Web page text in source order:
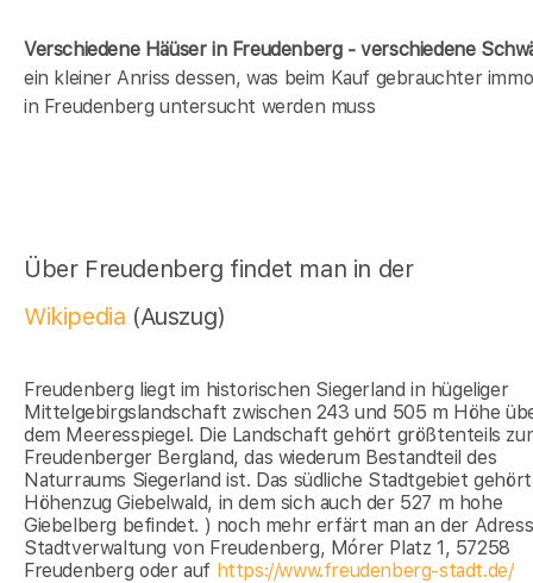
Verschiedene Häüser in Freudenberg - verschiedene
ein kleiner Anriss dessen, was beim Kauf gebrauchter
in Freudenberg untersucht werden muss
Über Freudenberg findet man in der
Wikipedia (Auszug)
Freudenberg liegt im historischen Siegerland in hügeliger
Mittelgebirgslandschaft zwischen 243 und 505 m Höhe
dem Meeresspiegel. Die Landschaft gehört größtenteils
Freudenberger Bergland, das wiederum Bestandteil des
Naturraums Siegerland ist. Das südliche Stadtgebiet
Höhenzug Giebelwald, in dem sich auch der 527 m hohe
Giebelberg befindet. ) noch mehr erfärt man an der
Stadtverwaltung von Freudenberg, Mórer Platz 1, 57258
Freudenberg oder auf https://www.freudenberg-stadt.de/